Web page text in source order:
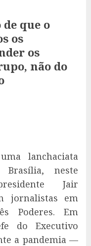
que o
os
os
não do
lanchaciata
neste
Jair
jornalistas em
Poderes. Em
do Executivo
a pandemia —